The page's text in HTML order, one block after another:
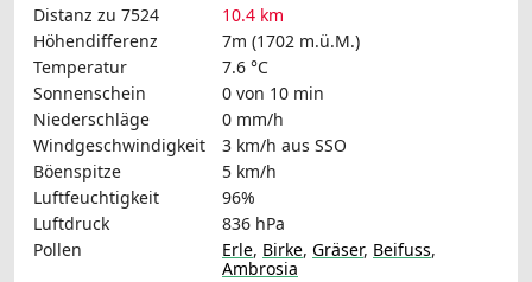
Distanz zu 7524
10.4 km
Höhendifferenz
7m (1702 m.ü.M.)
Temperatur
7.6 °C
Sonnenschein
0 von 10 min
Niederschläge
0 mm/h
Windgeschwindigkeit
3 km/h aus SSO
Böenspitze
5 km/h
Luftfeuchtigkeit
96%
Luftdruck
836 hPa
Pollen
Erle, Birke, Gräser, Beifuss,
Ambrosia